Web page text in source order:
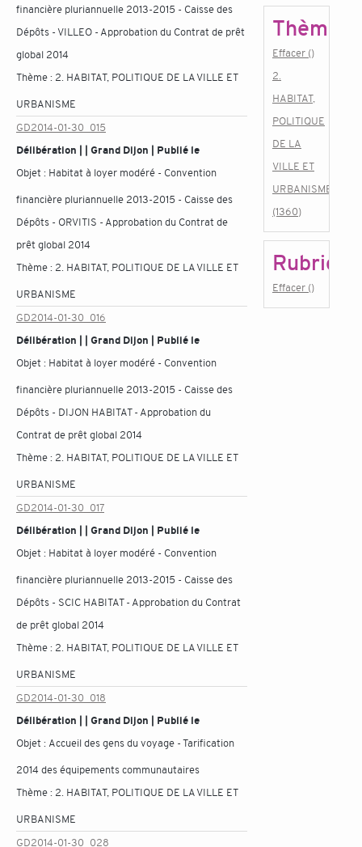
financière pluriannuelle 2013-2015 - Caisse des
Dépôts - VILLEO - Approbation du Contrat de prêt
global 2014
Thème : 2. HABITAT, POLITIQUE DE LA VILLE ET
URBANISME
GD2014-01-30_015
Délibération | | Grand Dijon | Publié le
Objet : Habitat à loyer modéré - Convention
financière pluriannuelle 2013-2015 - Caisse des
Dépôts - ORVITIS - Approbation du Contrat de
prêt global 2014
Thème : 2. HABITAT, POLITIQUE DE LA VILLE ET
URBANISME
GD2014-01-30_016
Délibération | | Grand Dijon | Publié le
Objet : Habitat à loyer modéré - Convention
financière pluriannuelle 2013-2015 - Caisse des
Dépôts - DIJON HABITAT - Approbation du
Contrat de prêt global 2014
Thème : 2. HABITAT, POLITIQUE DE LA VILLE ET
URBANISME
GD2014-01-30_017
Délibération | | Grand Dijon | Publié le
Objet : Habitat à loyer modéré - Convention
financière pluriannuelle 2013-2015 - Caisse des
Dépôts - SCIC HABITAT - Approbation du Contrat
de prêt global 2014
Thème : 2. HABITAT, POLITIQUE DE LA VILLE ET
URBANISME
GD2014-01-30_018
Délibération | | Grand Dijon | Publié le
Objet : Accueil des gens du voyage - Tarification
2014 des équipements communautaires
Thème : 2. HABITAT, POLITIQUE DE LA VILLE ET
URBANISME
GD2014-01-30_028
Thème
Effacer ()
2.
HABITAT,
POLITIQUE
DE LA
VILLE ET
URBANISME
(1360)
Rubrique
Effacer ()